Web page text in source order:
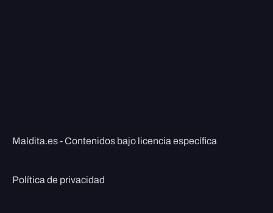
Maldita.es - Contenidos bajo licencia específica
Política de privacidad